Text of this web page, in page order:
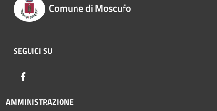
Comune di Moscufo
SEGUICI SU
AMMINISTRAZIONE